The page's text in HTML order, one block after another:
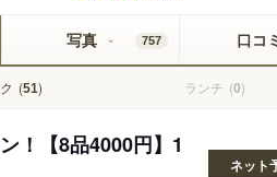
(51) ランチ (0)
写真 757 口コ
！【8品4000円】1
ネット